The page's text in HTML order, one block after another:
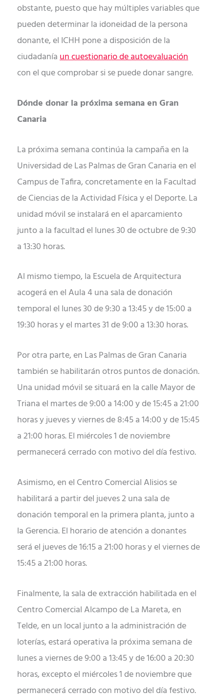
obstante, puesto que hay múltiples variables que
pueden determinar la idoneidad de la persona
donante, el ICHH pone a disposición de la
ciudadaníaun cuestionario de autoevaluación
con el que comprobar si se puede donar sangre.
Dónde donar la próxima semana en Gran
Canaria
La próxima semana continúa la campaña en la
Universidad de Las Palmas de Gran Canaria en el
Campus de Tafira, concretamente en la Facultad
de Ciencias de la Actividad Física y el Deporte. La
unidad móvil se instalará en el aparcamiento
junto a la facultad el lunes 30 de octubre de 9:30
a 13:30 horas.
Al mismo tiempo, la Escuela de Arquitectura
acogerá en el Aula 4 una sala de donación
temporal el lunes 30 de 9:30 a 13:45 y de 15:00 a
19:30 horas y el martes 31 de 9:00 a 13:30 horas.
Por otra parte, en Las Palmas de Gran Canaria
también se habilitarán otros puntos de donación.
Una unidad móvil se situará en la calle Mayor de
Triana el martes de 9:00 a 14:00 y de 15:45 a 21:00
horas y jueves y viernes de 8:45 a 14:00 y de 15:45
a 21:00 horas. El miércoles 1 de noviembre
permanecerá cerrado con motivo del día festivo.
Asimismo, en el Centro Comercial Alisios se
habilitará a partir del jueves 2 una sala de
donación temporal en la primera planta, junto a
la Gerencia. El horario de atención a donantes
será el jueves de 16:15 a 21:00 horas y el viernes de
15:45 a 21:00 horas.
Finalmente, la sala de extracción habilitada en el
Centro Comercial Alcampo de La Mareta, en
Telde, en un local junto a la administración de
loterías, estará operativa la próxima semana de
lunes a viernes de 9:00 a 13:45 y de 16:00 a 20:30
horas, excepto el miércoles 1 de noviembre que
permanecerá cerrado con motivo del día festivo.